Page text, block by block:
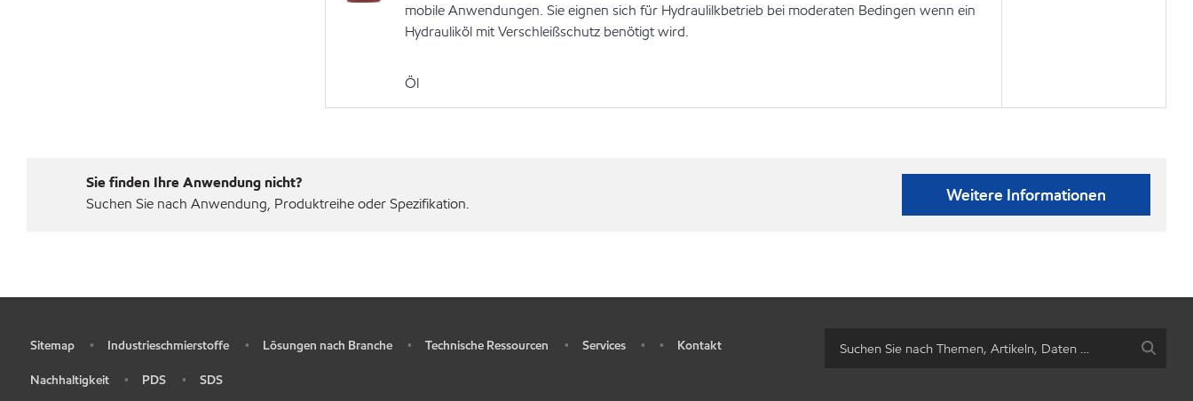
mobile Anwendungen. Sie eignen sich für Hydraulilkbetrieb bei moderaten Bedingen wenn ein
Hydrauliköl mit Verschleißschutz benötigt wird.
Öl
Sie finden Ihre Anwendung nicht?
Suchen Sie nach Anwendung, Produktreihe oder Spezifikation.
Weitere Informationen
Sitemap • Industrieschmierstoffe • Lösungen nach Branche • Technische Ressourcen • Services • • Kontakt
Nachhaltigkeit • PDS •
SDS